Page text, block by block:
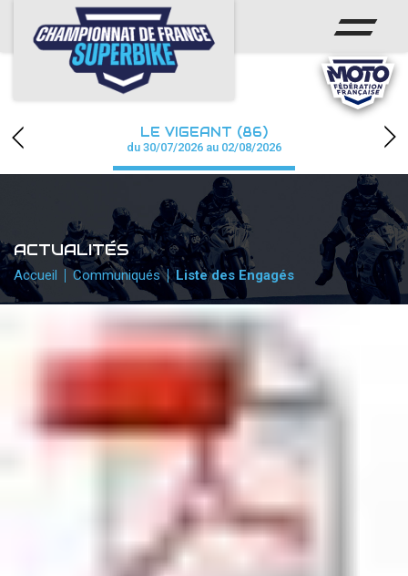
ACCUEIL
CHAMPIONNAT
CALENDRIER
PHOTOS / WEB TV
PARTENAIRES
PRESSE
accéder à la billetterie
LE VIGEANT (86)
du 30/07/2026 au 02/08/2026
ACTUALITÉS
Accueil Communiqués Liste des Engagés